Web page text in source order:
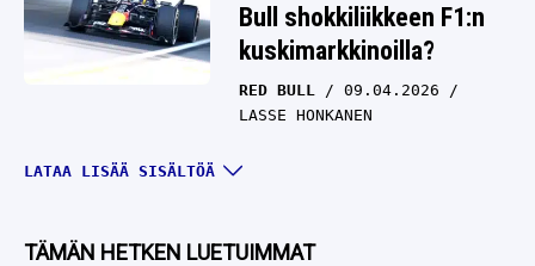
Bull shokkiliikkeen F1:n
kuskimarkkinoilla?
RED BULL
09.04.2026
LASSE HONKANEN
Max Verstappenille
uutista
LATAA LISÄÄ SISÄLTÖÄ
TÄMÄN HETKEN LUETUIMMAT